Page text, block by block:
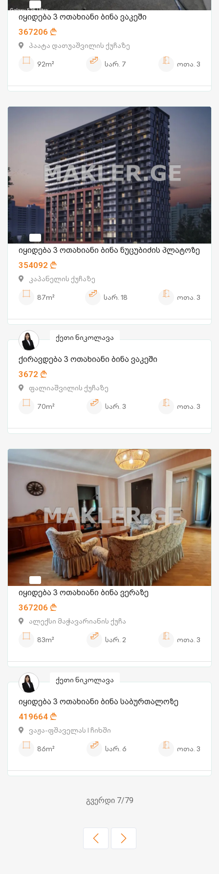
იყიდება 3 ოთახიანი ბინა ვაკეში
367206
პაატა დათუაშვილის ქუჩაზე
92m²
სარ. 7 ოთა. 3
იყიდება 3 ოთახიანი ბინა ნუცუბიძის პლატოზე
354092
კაპანელის ქუჩაზე
87m²
სარ. 18 ოთა. 3
ქეთი ნიკოლავა
ქირავდება 3 ოთახიანი ბინა ვაკეში
3672
ფალიაშვილის ქუჩაზე
70m²
სარ. 3 ოთა. 3
იყიდება 3 ოთახიანი ბინა ვერაზე
367206
ალექსი მაჭავარიანის ქუჩა
83m²
სარ. 2 ოთა. 3
ქეთი ნიკოლავა
იყიდება 3 ოთახიანი ბინა საბურთალოზე
419664
ვაჟა-ფშაველას I ჩიხში
86m²
სარ. 6 ოთა. 3
გვერდი 7/79